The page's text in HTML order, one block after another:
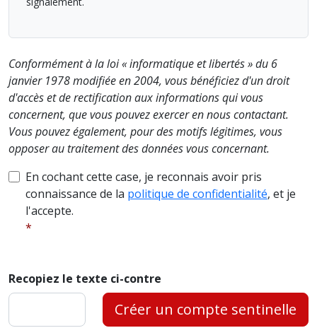
Conformément à la loi « informatique et libertés » du 6
janvier 1978 modifiée en 2004, vous bénéficiez d'un droit
d'accès et de rectification aux informations qui vous
concernent, que vous pouvez exercer en nous contactant.
Vous pouvez également, pour des motifs légitimes, vous
opposer au traitement des données vous concernant.
En cochant cette case, je reconnais avoir pris
connaissance de la politique de confidentialité, et je
l'accepte.
Recopiez le texte ci-contre
Créer un compte sentinelle